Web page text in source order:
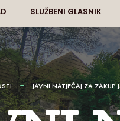
SLUŽBENI GLASNIK
JAVNI NATJEČAJ ZA ZAKUP